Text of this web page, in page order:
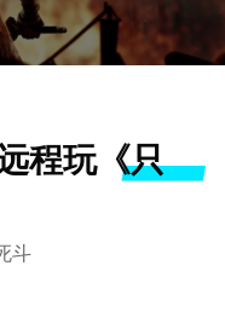
程玩《只
斗